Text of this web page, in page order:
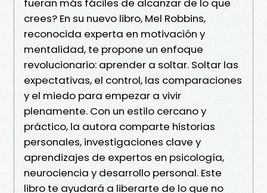
fueran más fáciles de alcanzar de lo que
crees? En su nuevo libro, Mel Robbins,
reconocida experta en motivación y
mentalidad, te propone un enfoque
revolucionario: aprender a soltar. Soltar las
expectativas, el control, las comparaciones
y el miedo para empezar a vivir
plenamente. Con un estilo cercano y
práctico, la autora comparte historias
personales, investigaciones clave y
aprendizajes de expertos en psicología,
neurociencia y desarrollo personal. Este
libro te ayudará a liberarte de lo que no